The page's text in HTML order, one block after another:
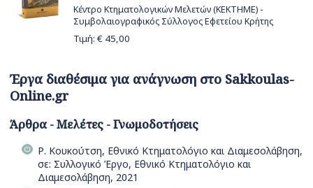
Κέντρο Κτηματολογικών Μελετών (ΚΕΚΤΗΜΕ) -
Συμβολαιογραφικός Σύλλογος Εφετείου Κρήτης
Τιμή: € 45,00
Έργα διαθέσιμα για ανάγνωση στο Sakkoulas-
Online.gr
Άρθρα - Μελέτες - Γνωμοδοτήσεις
Ρ. Κουκούτση, Εθνικό Κτηματολόγιο και Διαμεσολάβηση,
σε: Συλλογικό Έργο, Εθνικό Κτηματολόγιο και
Διαμεσολάβηση, 2021